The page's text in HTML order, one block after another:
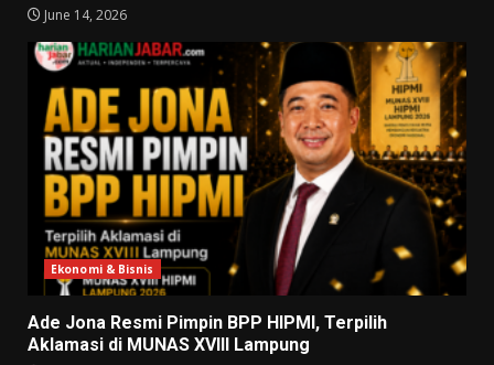
June 14, 2026
Ekonomi & Bisnis
Ade Jona Resmi Pimpin BPP HIPMI, Terpilih
Aklamasi di MUNAS XVIII Lampung